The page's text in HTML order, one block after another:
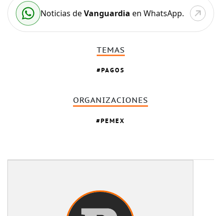
Noticias deVanguardia en WhatsApp.
TEMAS
PAGOS
ORGANIZACIONES
PEMEX